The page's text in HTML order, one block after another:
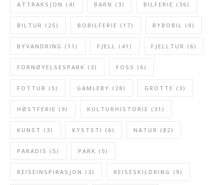
ATTRAKSJON (4) BARN (3) BILFERIE (36)
BILTUR (25) BOBILFERIE (17) BYBOBIL (9)
BYVANDRING (11) FJELL (41) FJELLTUR (6)
FORNØYELSESPARK (3) FOSS (6)
FOTTUR (5) GAMLEBY (28) GROTTE (3)
HØSTFERIE (9) KULTURHISTORIE (31)
KUNST (3) KYSTSTI (6) NATUR (82)
PARADIS (5) PARK (5)
REISEINSPIRASJON (3) REISESKILDRING (9)